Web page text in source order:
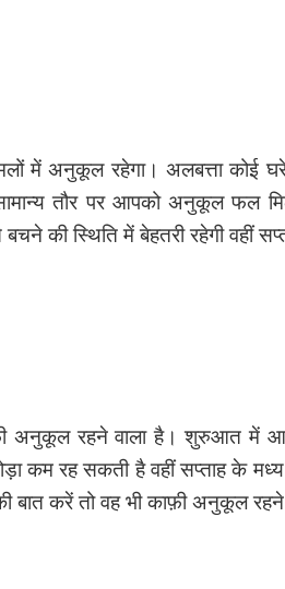
में अनुकूल रहेगा। अलबत्ता
तौर पर आपको अनुकूल फल
की स्थिति में बेहतरी रहेगी वहीं
अनुकूल रहने वाला है। शुरुआत में
कम रह सकती है वहीं सप्ताह के
बात करें तो वह भी काफ़ी अनुकूल रहने